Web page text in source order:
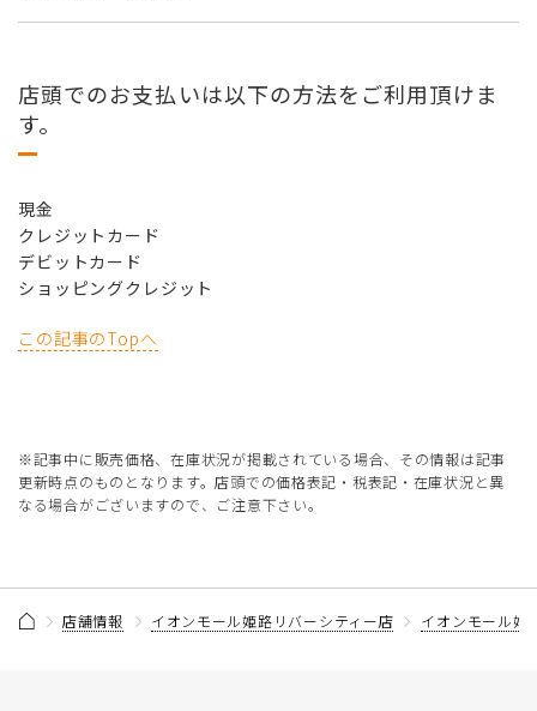
店頭でのお支払いは以下の方法をご利用頂けま
す。
現金
クレジットカード
デビットカード
ショッピングクレジット
この記事のTopへ
※記事中に販売価格、在庫状況が掲載されている場合、その情報は記事
更新時点のものとなります。店頭での価格表記・税表記・在庫状況と異
なる場合がございますので、ご注意下さい。
店舗情報 イオンモール姫路リバーシティー店 イオンモール姫